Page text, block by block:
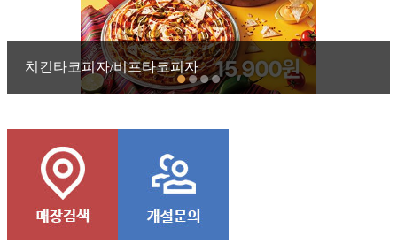
치킨타코피자/비프타코피자